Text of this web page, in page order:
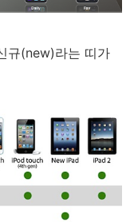
규(new)라는 띠가